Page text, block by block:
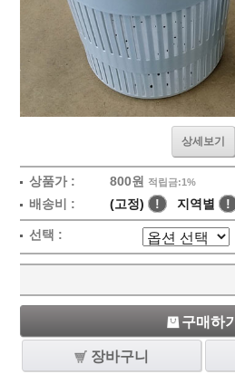
상세보기
상품가 : 800원 적립금:1%
배송비 : (고정) ! 지역별 !
선택 :
구매하기
장바구니